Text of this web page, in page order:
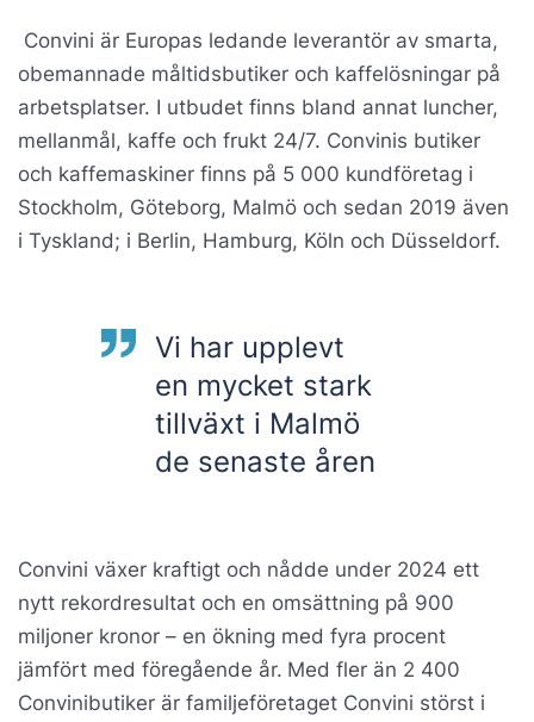
Convini är Europas ledande leverantör av smarta,
obemannade måltidsbutiker och kaffelösningar på
arbetsplatser. I utbudet finns bland annat luncher,
mellanmål, kaffe och frukt 24/7. Convinis butiker
och kaffemaskiner finns på 5 000 kundföretag i
Stockholm, Göteborg, Malmö och sedan 2019 även
i Tyskland; i Berlin, Hamburg, Köln och Düsseldorf.
Vi har upplevt
en mycket stark
tillväxt i Malmö
de senaste åren
Convini växer kraftigt och nådde under 2024 ett
nytt rekordresultat och en omsättning på 900
miljoner kronor – en ökning med fyra procent
jämfört med föregående år. Med fler än 2 400
Convinibutiker är familjeföretaget Convini störst i